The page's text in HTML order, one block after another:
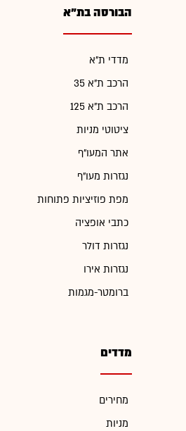
הבורסה בת"א
מדדי ת"א
הרכב ת"א 35
הרכב ת"א 125
ציטוטי מניות
אתר המעו"ף
נגזרות מעו"ף
מפת פוזיציות פתוחות
כתבי אופציה
נגזרות דולר
נגזרות אירו
ברומטר-מגמות
מדדים
מחירים
מניות